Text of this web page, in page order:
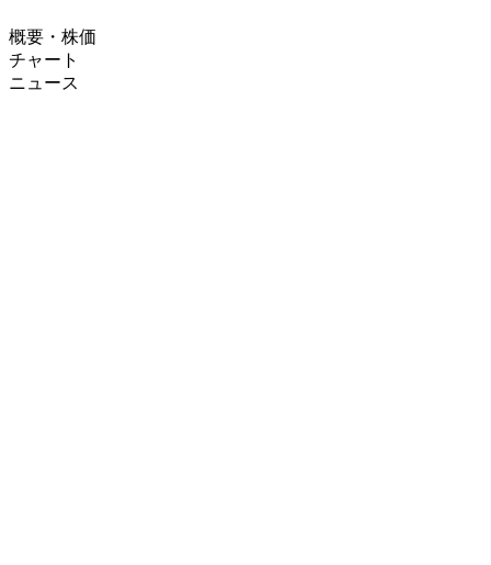
概要・株価
チャート
ニュース